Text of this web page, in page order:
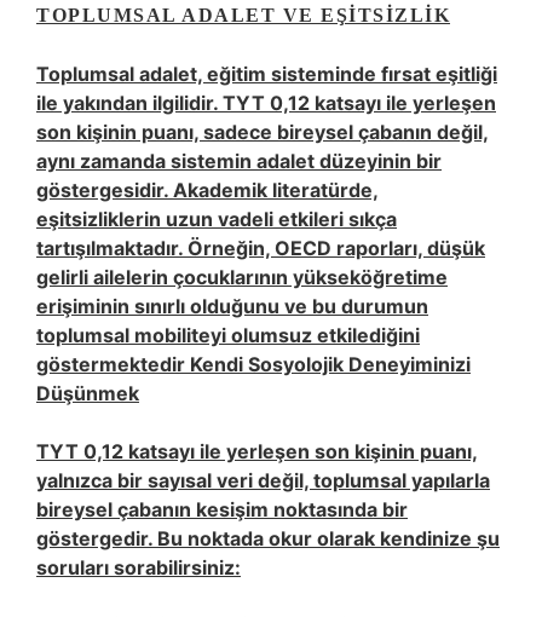
TOPLUMSAL ADALET VE EŞITSIZLIK
Toplumsal adalet, eğitim sisteminde fırsat eşitliği
ile yakından ilgilidir. TYT 0,12 katsayı ile yerleşen
son kişinin puanı, sadece bireysel çabanın değil,
aynı zamanda sistemin adalet düzeyinin bir
göstergesidir. Akademik literatürde,
eşitsizliklerin uzun vadeli etkileri sıkça
tartışılmaktadır. Örneğin, OECD raporları, düşük
gelirli ailelerin çocuklarının yükseköğretime
erişiminin sınırlı olduğunu ve bu durumun
toplumsal mobiliteyi olumsuz etkilediğini
göstermektedir Kendi Sosyolojik Deneyiminizi
Düşünmek
TYT 0,12 katsayı ile yerleşen son kişinin puanı,
yalnızca bir sayısal veri değil, toplumsal yapılarla
bireysel çabanın kesişim noktasında bir
göstergedir. Bu noktada okur olarak kendinize şu
soruları sorabilirsiniz: